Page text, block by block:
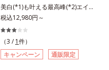
ラ肌が長時間続きます。パウダータ
イプながら、SPF50+・PA++++。パ
ウダーならではの軽いつけごこち
で、日焼け止めが苦手な方にもおす
すめです。水や汗に強いスーパーウ
ォータープルーフ(*4)だから、レジ
美白(*1)も叶える最高峰(*2)エイジ
ングケア(*3)。ハリも透明感(*4)も
結果主義。年齢サイン(*5)の因子に
着目した肌科学エイジングケア(*3)
シリーズ。オルビスユー ドットシ
リーズは、年齢による肌悩み一つ一
税込12,980円～
（3 / 1件）
キャンペーン
通販限定